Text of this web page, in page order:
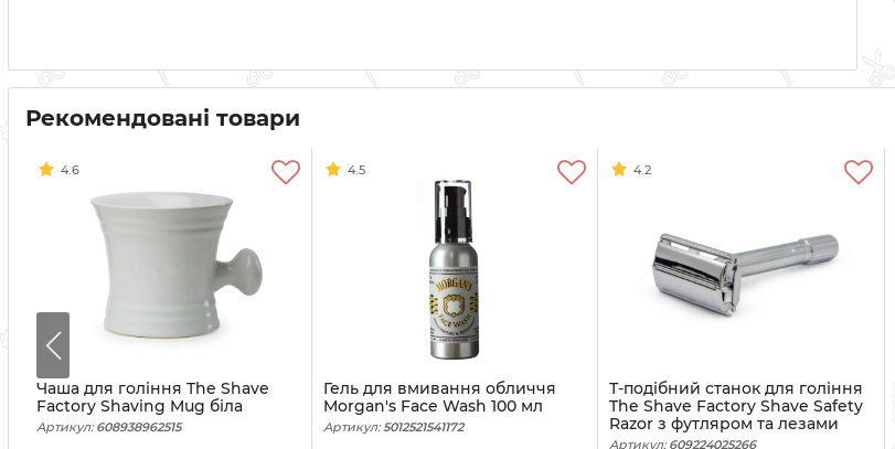
Рекомендовані товари
4.6
Чаша для гоління The Shave
Factory Shaving Mug біла
Артикул: 608938962515
4.5
Гель для вмивання обличчя
Morgan's Face Wash 100 мл
Артикул: 5012521541172
4.2
Т-подібний станок для гоління
The Shave Factory Shave Safety
Razor з футляром та лезами
Артикул: 609224025266